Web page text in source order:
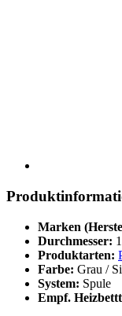
Marken
Durchmesser:
Produktarten:
Farbe: Grau /
System: Spule
Empf.